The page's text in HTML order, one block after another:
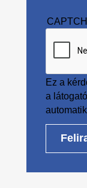
Ez a
a